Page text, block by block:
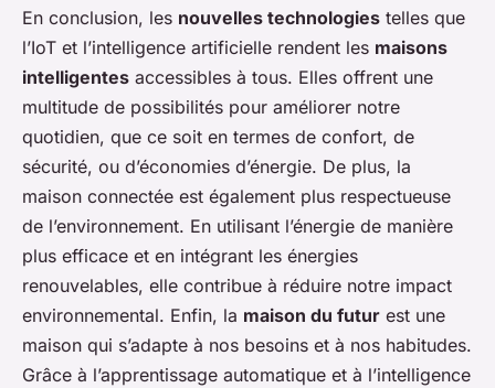
En conclusion, les nouvelles technologies telles que
l’IoT et l’intelligence artificielle rendent les maisons
intelligentes accessibles à tous. Elles offrent une
multitude de possibilités pour améliorer notre
quotidien, que ce soit en termes de confort, de
sécurité, ou d’économies d’énergie. De plus, la
maison connectée est également plus respectueuse
de l’environnement. En utilisant l’énergie de manière
plus efficace et en intégrant les énergies
renouvelables, elle contribue à réduire notre impact
environnemental. Enfin, la maison du futur est une
maison qui s’adapte à nos besoins et à nos habitudes.
Grâce à l’apprentissage automatique et à l’intelligence